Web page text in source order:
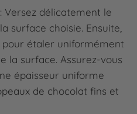
Versez délicatement le
surface choisie. Ensuite,
pour étaler uniformément
la surface. Assurez-vous
épaisseur uniforme
de chocolat fins et